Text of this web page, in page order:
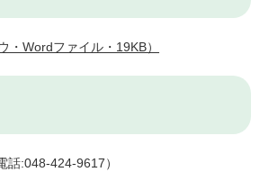
・Wordファイル・19KB）
話:048-424-9617）